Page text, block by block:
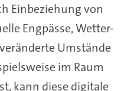
Einbeziehung von
Engpässe, Wetter-
Umstände
im Raum
kann diese digitale